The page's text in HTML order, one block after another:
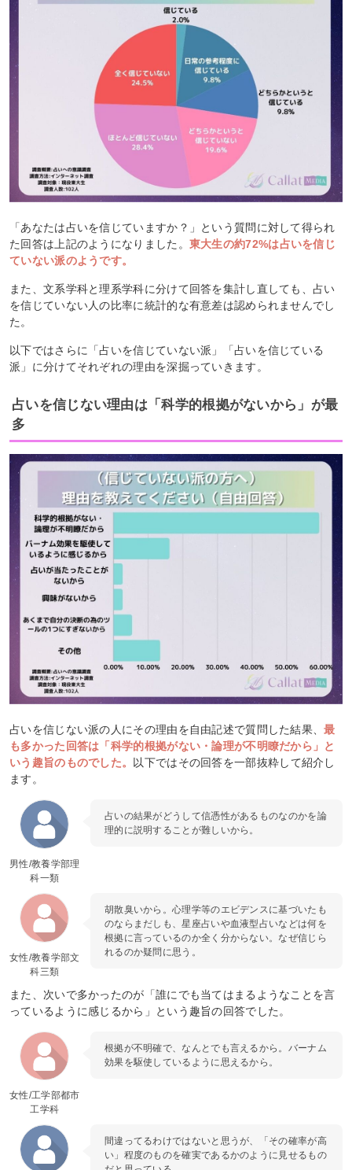
「あなたは占いを信じていますか？」という質問に対して得られ
た回答は上記のようになりました。 東大生の約72%は占いを信じ
ていない派のようです。
また、文系学科と理系学科に分けて回答を集計し直しても、占い
を信じていない人の比率に統計的な有意差は認められませんでし
た。
以下ではさらに「占いを信じていない派」「占いを信じている
派」に分けてそれぞれの理由を深掘っていきます。
占いを信じない理由は「科学的根拠がないから」が最
多
占いを信じない派の人にその理由を自由記述で質問した結果、最
も多かった回答は「科学的根拠がない・論理が不明瞭だから」と
いう趣旨のものでした。
以下ではその回答を一部抜粋して紹介し
ます。
男性/教養学部理
科一類
占いの結果がどうして信憑性があるものなのかを論
理的に説明することが難しいから。
女性/教養学部文
科三類
胡散臭いから。心理学等のエビデンスに基づいたも
のならまだしも、星座占いや血液型占いなどは何を
根拠に言っているのか全く分からない。なぜ信じら
れるのか疑問に思う。
また、次いで多かったのが「誰にでも当てはまるようなことを言
っているように感じるから」という趣旨の回答でした。
女性/工学部都市
工学科
根拠が不明確で、なんとでも言えるから。バーナム
効果を駆使しているように思えるから。
間違ってるわけではないと思うが、「その確率が高
い」程度のものを確実であるかのように見せるもの